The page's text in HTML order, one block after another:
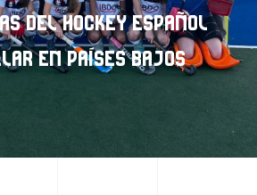
DEL HOCKEY ESPAÑOL
EN PAÍSES BAJOS